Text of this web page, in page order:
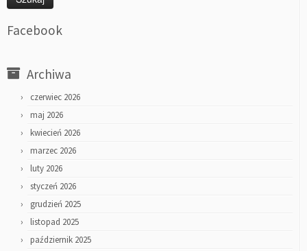
Facebook
Archiwa
czerwiec 2026
maj 2026
kwiecień 2026
marzec 2026
luty 2026
styczeń 2026
grudzień 2025
listopad 2025
październik 2025